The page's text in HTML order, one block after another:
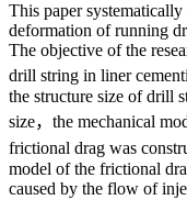
This paper
deformation of running
The objective of the
drill string in liner
the structure size of drill
size，the mechanical
frictional drag was
model of the frictional
caused by the flow of